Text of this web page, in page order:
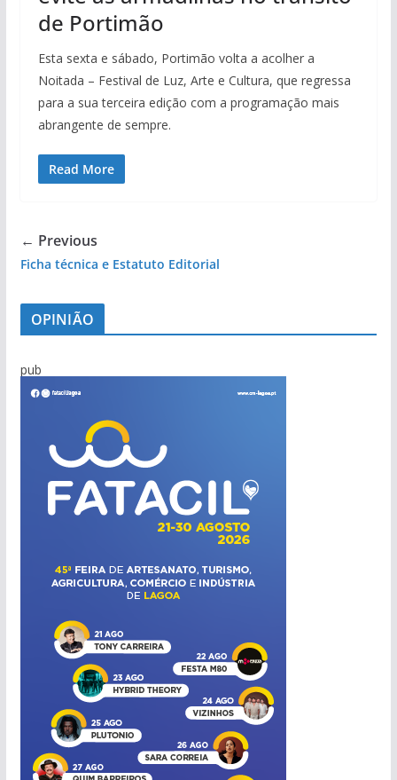
de Portimão
Esta sexta e sábado, Portimão volta a acolher a
Noitada – Festival de Luz, Arte e Cultura, que regressa
para a sua terceira edição com a programação mais
abrangente de sempre.
Read More
← Previous
Ficha técnica e Estatuto Editorial
OPINIÃO
pub